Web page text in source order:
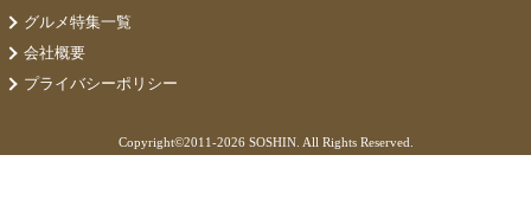
グルメ特集一覧
会社概要
プライバシーポリシー
Copyright©2011-2026 SOSHIN. All Rights Reserved.